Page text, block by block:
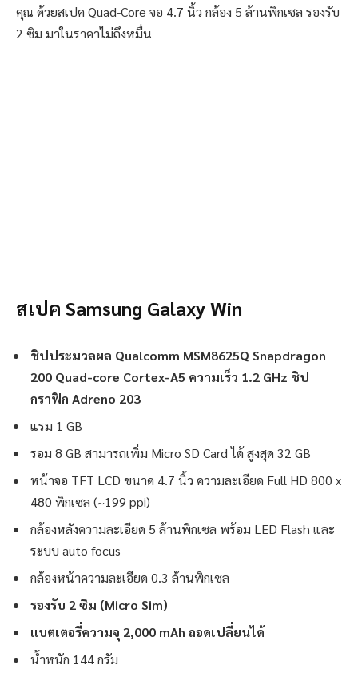
คุณ ด้วยสเปค Quad-Core จอ 4.7 นิ้ว กล้อง 5 ล้านพิกเซล รองรับ
2 ซิม มาในราคาไม่ถึงหมื่น
สเปค Samsung Galaxy Win
ชิปประมวลผล Qualcomm MSM8625Q Snapdragon
200 Quad-core Cortex-A5 ความเร็ว 1.2 GHz ชิป
กราฟิก Adreno 203
แรม 1 GB
รอม 8 GB สามารถเพิ่ม Micro SD Card ได้ สูงสุด 32 GB
หน้าจอ TFT LCD ขนาด 4.7 นิ้ว ความละเอียด Full HD 800 x
480 พิกเซล (~199 ppi)
กล้องหลังความละเอียด 5 ล้านพิกเซล พร้อม LED Flash และ
ระบบ auto focus
กล้องหน้าความละเอียด 0.3 ล้านพิกเซล
รองรับ 2 ซิม (Micro Sim)
แบตเตอรี่ความจุ 2,000 mAh ถอดเปลี่ยนได้
น้ำหนัก 144 กรัม